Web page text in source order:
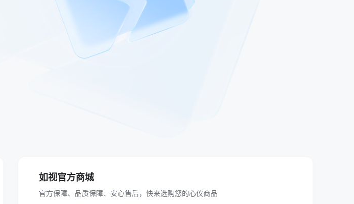
如视官方商城
官方保障、品质保障、安心售后，快来选购您的心仪商品